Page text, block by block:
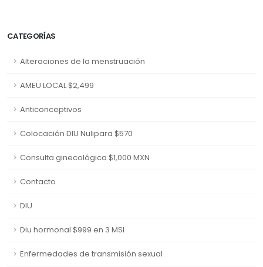
CATEGORÍAS
Alteraciones de la menstruación
AMEU LOCAL $2,499
Anticonceptivos
Colocación DIU Nulipara $570
Consulta ginecológica $1,000 MXN
Contacto
DIU
Diu hormonal $999 en 3 MSI
Enfermedades de transmisión sexual